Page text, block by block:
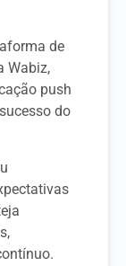
de
Wabiz,
push
do